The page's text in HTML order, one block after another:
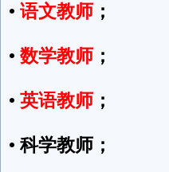
• 语文教师 ；
• 数学教师 ；
• 英语教师 ；
• 科学教师；